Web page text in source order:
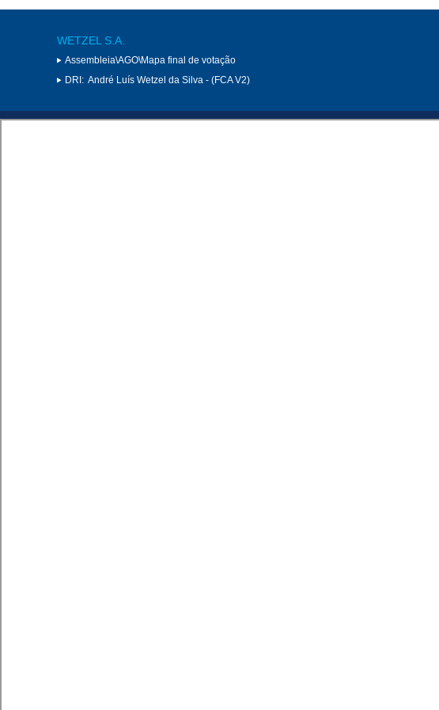
WETZEL S.A.
Assembleia\AGO\Mapa final de votação
DRI: André Luís Wetzel da Silva - (FCA V2)